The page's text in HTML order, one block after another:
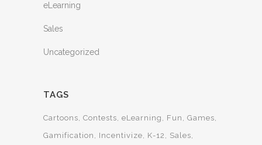
eLearning
Sales
Uncategorized
TAGS
Cartoons Contests eLearning Fun
Games
Gamification
Incentivize K-12
Sales